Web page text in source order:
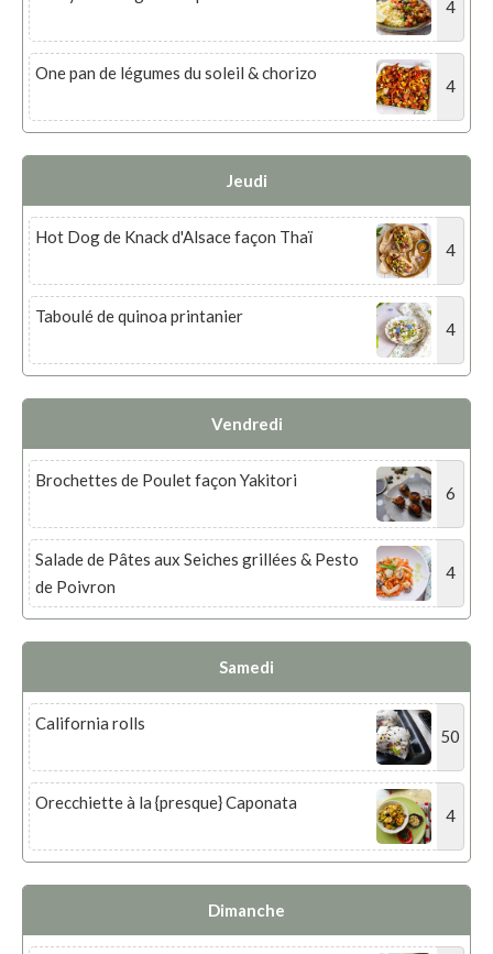
4
One pan de légumes du soleil & chorizo
4
Jeudi
Hot Dog de Knack d'Alsace façon Thaï
4
Taboulé de quinoa printanier
4
Vendredi
Brochettes de Poulet façon Yakitori
6
Salade de Pâtes aux Seiches grillées & Pesto
de Poivron
4
Samedi
California rolls
50
Orecchiette à la {presque} Caponata
4
Dimanche